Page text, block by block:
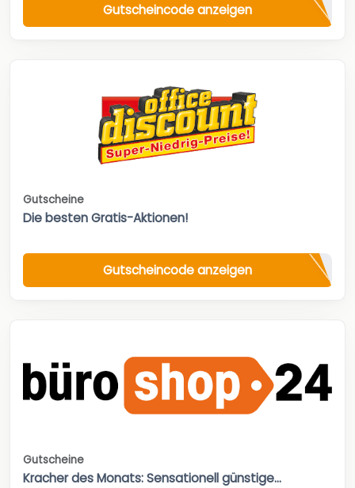
Gutscheincode anzeigen
Gutscheine
Die besten Gratis-Aktionen!
Gutscheincode anzeigen
Gutscheine
Kracher des Monats: Sensationell günstige...